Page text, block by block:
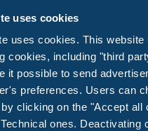
uses cookies
uses cookies. This website
cookies, including "third
it possible to send
preferences. Users can
clicking on the "Accept all
ones. Deactivating